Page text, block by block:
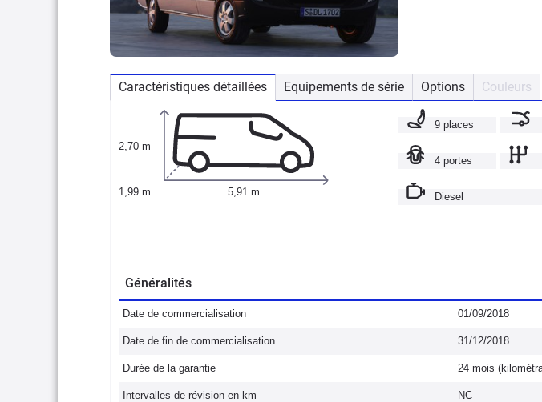
Caractéristiques détaillées Equipements de série Options Couleurs
2,70 m
1,99 m 5,91 m
9 places
4 portes
Diesel
Généralités
Date de commercialisation 01/09/2018
Date de fin de commercialisation 31/12/2018
Durée de la garantie 24 mois
Intervalles de révision en km NC